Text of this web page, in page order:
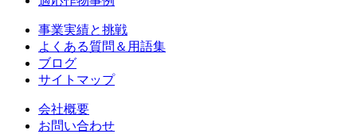
事業実績と挑戦
よくある質問＆用語集
ブログ
サイトマップ
会社概要
お問い合わせ